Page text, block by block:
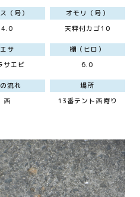
（号）
4.0
オモリ（号）
天秤付カゴ10
エサ
サエビ
棚（ヒロ）
6.0
流れ
西
場所
13番テント西寄り